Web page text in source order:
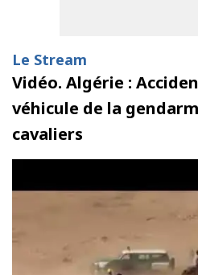
Le Stream
Vidéo. Algérie :
véhicule de la
cavaliers